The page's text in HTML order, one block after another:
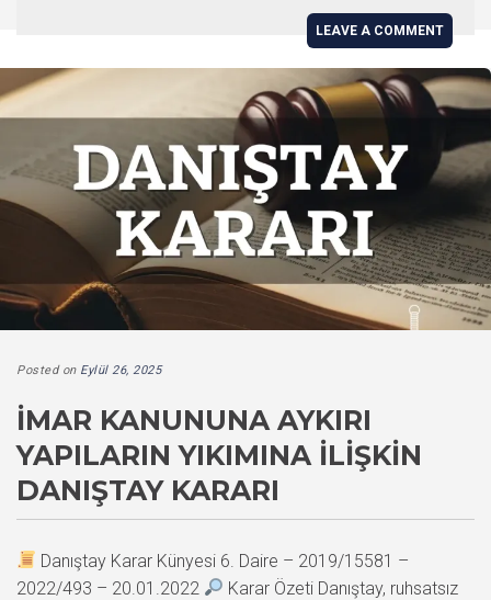
LEAVE A COMMENT
Posted on Eylül 26, 2025
İMAR KANUNUNA AYKIRI
YAPILARIN YIKIMINA İLIŞKIN
DANIŞTAY KARARI
Danıştay Karar Künyesi 6. Daire – 2019/15581 –
2022/493 – 20.01.2022
Karar Özeti Danıştay, ruhsatsız